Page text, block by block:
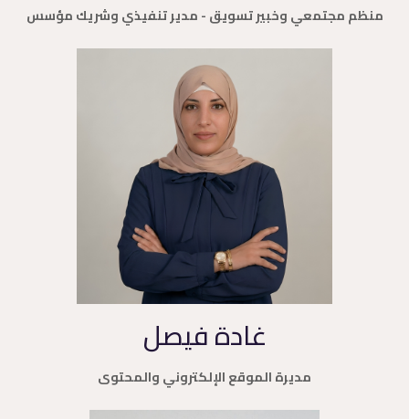
منظم مجتمعي وخبير تسويق - مدير تنفيذي وشريك مؤسس
غادة فيصل
مديرة الموقع الإلكتروني والمحتوى